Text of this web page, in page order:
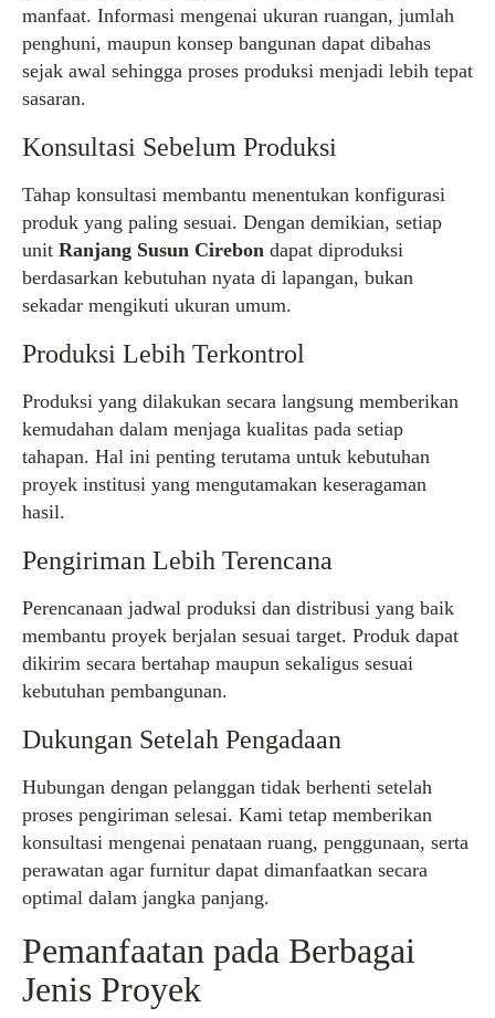
manfaat. Informasi mengenai ukuran ruangan, jumlah
penghuni, maupun konsep bangunan dapat dibahas
sejak awal sehingga proses produksi menjadi lebih tepat
sasaran.
Konsultasi Sebelum Produksi
Tahap konsultasi membantu menentukan konfigurasi
produk yang paling sesuai. Dengan demikian, setiap
unit Ranjang Susun Cirebon dapat diproduksi
berdasarkan kebutuhan nyata di lapangan, bukan
sekadar mengikuti ukuran umum.
Produksi Lebih Terkontrol
Produksi yang dilakukan secara langsung memberikan
kemudahan dalam menjaga kualitas pada setiap
tahapan. Hal ini penting terutama untuk kebutuhan
proyek institusi yang mengutamakan keseragaman
hasil.
Pengiriman Lebih Terencana
Perencanaan jadwal produksi dan distribusi yang baik
membantu proyek berjalan sesuai target. Produk dapat
dikirim secara bertahap maupun sekaligus sesuai
kebutuhan pembangunan.
Dukungan Setelah Pengadaan
Hubungan dengan pelanggan tidak berhenti setelah
proses pengiriman selesai. Kami tetap memberikan
konsultasi mengenai penataan ruang, penggunaan, serta
perawatan agar furnitur dapat dimanfaatkan secara
optimal dalam jangka panjang.
Pemanfaatan pada Berbagai
Jenis Proyek